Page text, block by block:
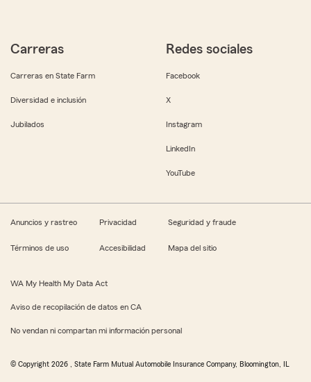
Carreras
Carreras en State Farm
Diversidad e inclusión
Jubilados
Redes sociales
Facebook
X
Instagram
LinkedIn
YouTube
Anuncios y rastreo Privacidad Seguridad y fraude
Términos de uso Accesibilidad Mapa del sitio
WA My Health My Data Act
Aviso de recopilación de datos en CA
No vendan ni compartan mi información personal
© Copyright 2026 , State Farm Mutual Automobile Insurance Company, Bloomington, IL